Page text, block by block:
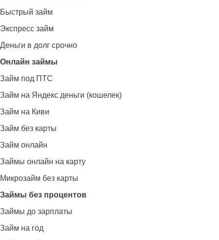
Быстрый займ
Экспресс займ
Деньги в долг срочно
Онлайн займы
Займ под ПТС
Займ на Яндекс деньги (кошелек)
Займ на Киви
Займ без карты
Займ онлайн
Займы онлайн на карту
Микрозайм без карты
Займы без процентов
Займы до зарплаты
Займ на год